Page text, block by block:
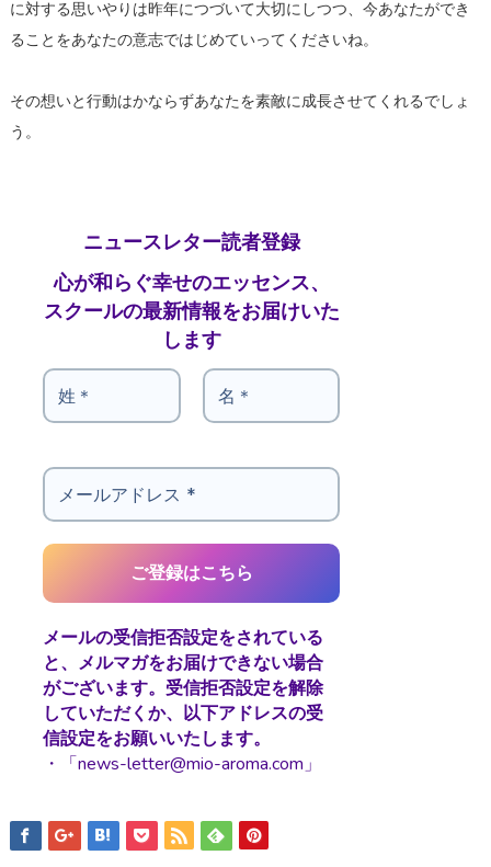
に対する思いやりは昨年につづいて大切にしつつ、今あなたができ
ることをあなたの意志ではじめていってくださいね。
その想いと行動はかならずあなたを素敵に成長させてくれるでしょ
う。
ニュースレター読者登録
心が和らぐ幸せのエッセンス、
スクールの最新情報をお届けいた
します
メールの受信拒否設定をされている
と、メルマガをお届けできない場合
がございます。受信拒否設定を解除
していただくか、以下アドレスの受
信設定をお願いいたします。
・「news-letter@mio-aroma.com」